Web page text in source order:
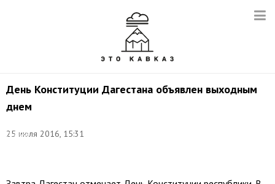
День Конституции Дагестана объявлен выходным
днем
25 июля 2016, 15:31
Сергей